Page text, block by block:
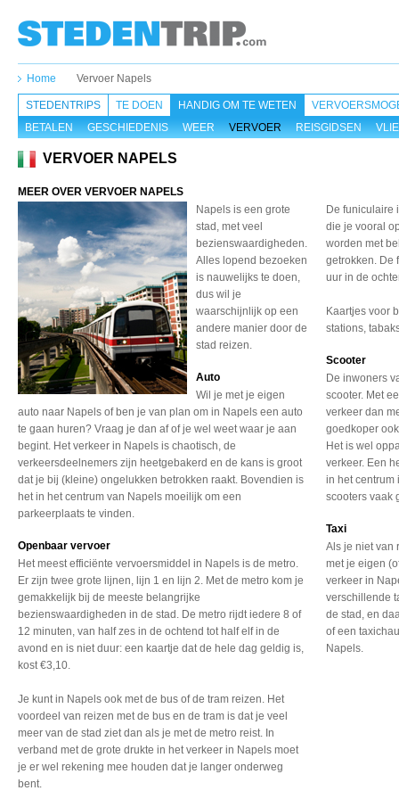
Home Vervoer Napels
STEDENTRIPS TE DOEN
HANDIG OM TE WETEN
BETALEN
GESCHIEDENIS WEER VERVOER REISGIDSEN
VERVOER NAPELS
MEER OVER VERVOER NAPELS
Napels is een grote
stad, met veel
bezienswaardigheden.
Alles lopend bezoeken
is nauwelijks te doen,
dus wil je
waarschijnlijk op een
andere manier door de
stad reizen.
Auto
Wil je met je eigen
auto naar Napels of ben je van plan om in Napels een auto
te gaan huren? Vraag je dan af of je wel weet waar je aan
begint. Het verkeer in Napels is chaotisch, de
verkeersdeelnemers zijn heetgebakerd en de kans is groot
dat je bij (kleine) ongelukken betrokken raakt. Bovendien is
het in het centrum van Napels moeilijk om een
parkeerplaats te vinden.
Openbaar vervoer
Het meest efficiënte vervoersmiddel in Napels is de metro.
Er zijn twee grote lijnen, lijn 1 en lijn 2. Met de metro kom je
gemakkelijk bij de meeste belangrijke
bezienswaardigheden in de stad. De metro rijdt iedere 8 of
12 minuten, van half zes in de ochtend tot half elf in de
avond en is niet duur: een kaartje dat de hele dag geldig is,
kost €3,10.
Je kunt in Napels ook met de bus of de tram reizen. Het
voordeel van reizen met de bus en de tram is dat je veel
meer van de stad ziet dan als je met de metro reist. In
verband met de grote drukte in het verkeer in Napels moet
je er wel rekening mee houden dat je langer onderweg
bent.
De funiculaire
die je vooral
worden met
getrokken. De
uur in de
Kaartjes voor
stations,
Scooter
De inwoners
scooter. Met
verkeer dan
goedkoper
Het is wel
verkeer. Een
in het centrum
scooters vaak
Taxi
Als je niet van
met je eigen
verkeer in
verschillende
de stad, en
of een
Napels.